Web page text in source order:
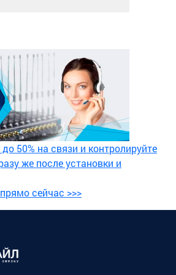
50% на связи и контролируйте
же после установки и
сейчас >>>